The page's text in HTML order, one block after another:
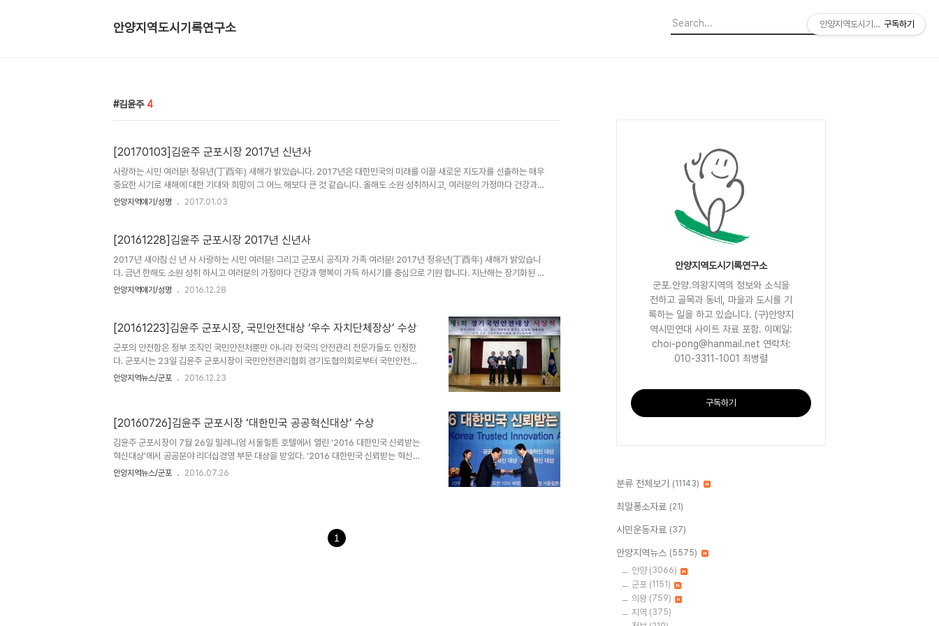
안양지역도시기록연구소
김윤주 4
[20170103]김윤주 군포시장 2017년 신년사
사랑하는 시민 여러분! 정유년(丁酉年) 새해가 밝았습니다. 2017년은 대한민국의 미래를 이끌 새로운 지도자를 선출하는 매우
중요한 시기로 새해에 대한 기대와 희망이 그 어느 해보다 큰 것 같습니다. 올해도 소원 성취하시고, 여러분의 가정마다 건강과
행복이 가득하시기를 진정으로 기원 합니다. 지난해는 장기화된 경기침체와 국내․외 다양한 정치, 사회적 이슈들 때문에 모두가
국민체육센터와 반월호수 순환산책로 착공 등 시민들과 약속한 크고 작은 사업들을 차질 없이 추..
안양지역얘기/성명 2017.01.03
[20161228]김윤주 군포시장 2017년 신년사
2017년 새아침 신 년 사 사랑하는 시민 여러분! 그리고 군포시 공직자 가족 여러분! 2017년 정유년(丁酉年) 새해가 밝았습니
다. 금년 한해도 소원 성취 하시고 여러분의 가정마다 건강과 행복이 가득 하시기를 충심으로 기원 합니다. 지난해는 장기화된 경
기침체와 국내·외 다양한 정치, 사회적 이슈들로 인해 모두가 만족하지 못한 한해를 보낸 것 같습니다. 이렇듯 어렵고 힘든 여건
군포 시정을 되돌아보면 14년 동안의 우리시 숙원사업 이었던 초막골 생태공원을 완공하..
안양지역얘기/성명 2016.12.28
[20161223]김윤주 군포시장, 국민안전대상 ‘우수 자치단체장상’ 수상
군포의 안전함은 정부 조직인 국민안전처뿐만 아니라 전국의 안전관리 전문가들도 인정한
다. 군포시는 23일 김윤주 군포시장이 국민안전관리협회 경기도협의회로부터 국민안전대
상 우수 자치단체장상을 수상했다고 밝혔다. 경기도의회 1층 대회의실에서 지난 22일 개최
정책과 사업을 챙기고 있다”며 “항상 ‘지금보다 더 안전한 군포를 만들겠다’는 마음가짐으
로 일하겠다”고 말했다. 한편 국민안전처가 이달 8일 발표한 지역안전지수에 의하면 군포
는 전국 75개 시(市)..
안양지역뉴스/군포 2016.12.23
[20160726]김윤주 군포시장 ‘대한민국 공공혁신대상’ 수상
김윤주 군포시장이 7월 26일 밀레니엄 서울힐튼 호텔에서 열린 ‘2016 대한민국 신뢰받는
혁신대상’에서 공공분야 리더십경영 부문 대상을 받았다. ‘2016 대한민국 신뢰받는 혁신대
상’은 중앙일보가 주최하고, 산업통상자원부․보건복지부․농림축산식품부가 공동 후원하는
혔다. 특히 김 시장이 민선 2~3기와 5기 그리고 민선 6기에 이르기까지 4선 시장으로 재
안양지역뉴스/군포 2016.07.26
1
안양지역도시기록연구소
군포.안양.의왕지역의 정보와 소식을
전하고 골목과 동네, 마을과 도시를 기
록하는 일을 하고 있습니다. (구)안양지
역시민연대 사이트 자료 포함. 이메일:
choi-pong@hanmail.net 연락처:
010-3311-1001 최병렬
구독하기
분류 전체보기 (11143)
최알퐁소자료 (21)
시민운동자료 (37)
안양지역뉴스 (5575)
안양 (3066)
군포 (1151)
의왕 (759)
지역 (375)
안양지역도시기록연구소
구독하기